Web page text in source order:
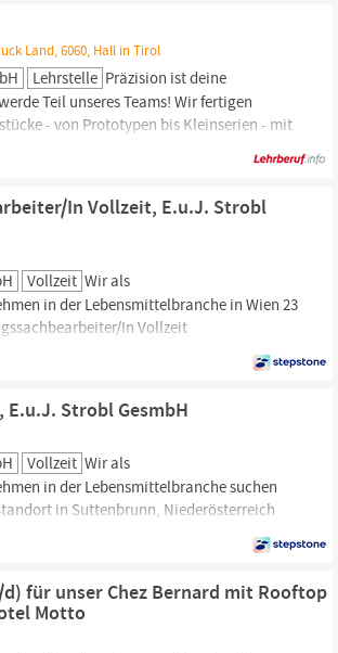
– vom ersten Entwurf bis zur
erstellst...
Land, 6060, Hall in Tirol
Lehrstelle Präzision ist deine
Teil unseres Teams! Wir fertigen
- von Prototypen bis Kleinserien - mit
und viel Know-how. Du arbeitest in
leben und Wert auf Qualität,
legen. Deine Aufgaben bei
mit dem Vertrieb erstellst Du...
In Vollzeit, E.u.J. Strobl
Vollzeit Wir als
in der Lebensmittelbranche in Wien 23
In Vollzeit
Diverse Allroundarbeiten Gute EDV-
und große Genauigkeit
und Engagement Teamfähigkeit und
von Vorteil Ihre Arbeitszeit:
Strobl GesmbH
Vollzeit Wir als
in der Lebensmittelbranche suchen
in Suttenbrunn, Niederösterreich
Be- und entladen von LKW und
Staplerführerschein gute
PKW Bereitschaft für Überstunden
teamfähig belastbar flexibel
für unser Chez Bernard mit Rooftop
Motto